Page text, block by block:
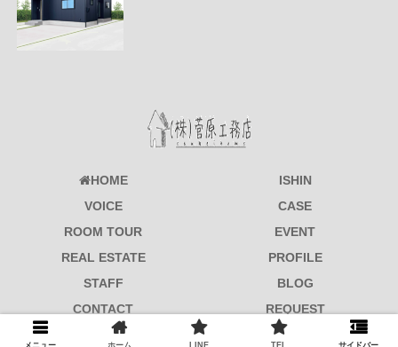
HOME
ISHIN
VOICE
CASE
ROOM TOUR
EVENT
REAL ESTATE
PROFILE
STAFF
BLOG
CONTACT
REQUEST
© 2017-2026 菅原工務店.
メニュー ホーム LINE TEL サイドバー